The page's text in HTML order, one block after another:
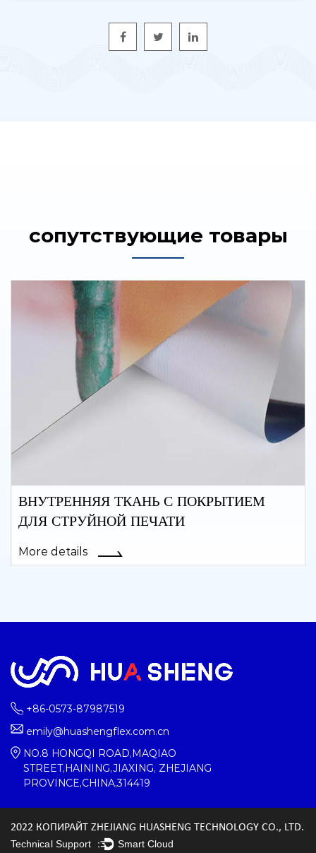
сопутствующие товары
ВНУТРЕННЯЯ ТКАНЬ С ПОКРЫТИЕМ
ДЛЯ СТРУЙНОЙ ПЕЧАТИ
More details
+86-0573-87987519
emily@huashengflex.com.cn
NO.8 HONGQI ROAD,MAQIAO
STREET,HAINING,JIAXING, ZHEJIANG
PROVINCE,CHINA,314419
2022 КОПИРАЙТ ZHEJIANG HUASHENG TECHNOLOGY CO., LTD.
Technical Support ： Smart Cloud